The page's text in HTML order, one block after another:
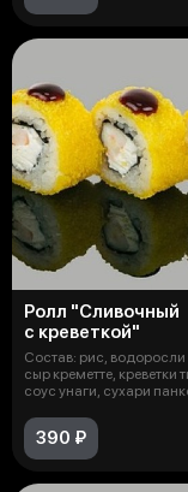
Ролл "Сливочный
с креветкой"
Состав: рис, водоросли
сыр креметте, креветки
соус унаги, сухари
390 ₽